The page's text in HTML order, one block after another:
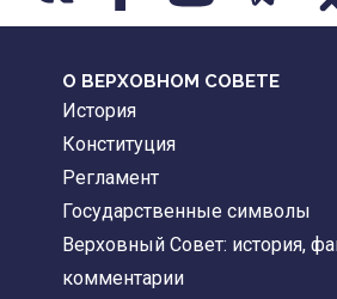
О ВЕРХОВНОМ СОВЕТЕ
История
Конституция
Регламент
Государственные символы
Верховный Совет: история,
комментарии